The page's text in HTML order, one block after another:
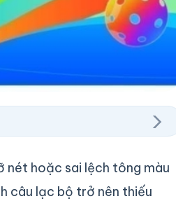
›
hoặc sai lệch tông màu
câu lạc bộ trở nên thiếu